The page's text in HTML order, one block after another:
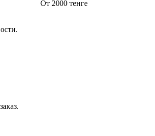
От 2000 тенге